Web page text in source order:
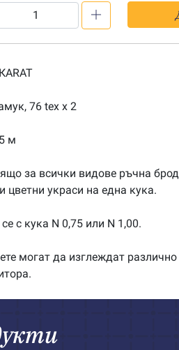
76 tex х 2
м
за всички видове ръчна
цветни украси на една кука.
с кука N 0,75 или N 1,00.
могат да изглеждат